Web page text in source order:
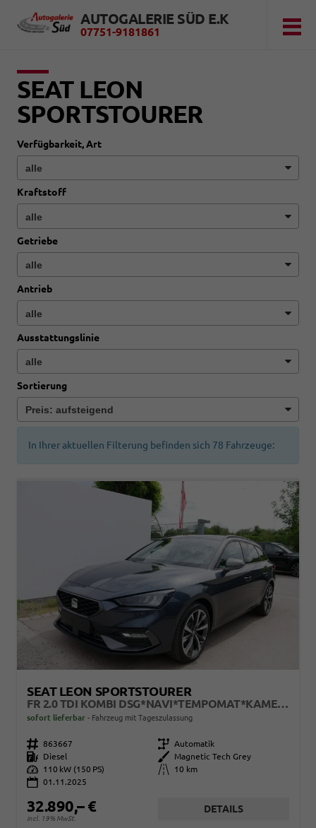
AUTOGALERIE SÜD E.K
07751-9181861
SEAT LEON
SPORTSTOURER
Verfügbarkeit, Art
Kraftstoff
Getriebe
Antrieb
Ausstattungslinie
Sortierung
In Ihrer aktuellen Filterung befinden sich 78 Fahrzeuge:
SEAT LEON SPORTSTOURER
FR 2.0 TDI KOMBI DSG*NAVI*TEMPOMAT*KAMERA*KEYLESS-GO*VIRTUAL COCKPIT*
sofort lieferbar Fahrzeug mit Tageszulassung
Fahrzeugnr. 863667 Getriebe Automatik
Kraftstoff
Diesel Außenfarbe
Magnetic Tech Grey
Leistung
110 kW (150 PS) Kilometerstand
10 km
01.11.2025
32.890,– €
incl. 19% MwSt.
DETAILS